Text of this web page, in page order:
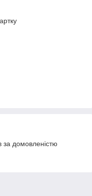
за домовленістю